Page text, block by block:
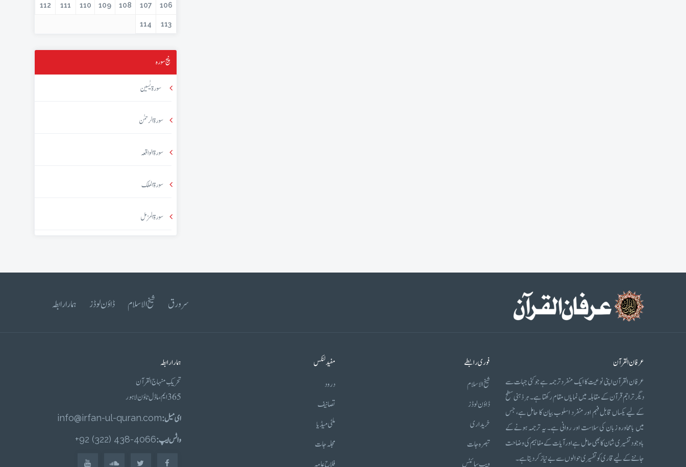
106
107
108
109
110
111
112
113
114
پنج سورہ
سورۃ یٰسین
سورۃ الرحمٰن
سورۃ الواقعہ
سورۃ الملک
سورۃ المزمل
سرورق شیخ الاسلام ڈاؤن لوڈز ہمارا رابطہ
عرفان القرآن
عرفان القرآن اپنی نوعیت کا ایک منفرد ترجمہ ہے جو کئی جہات سے
دیگر تراجم قرآن کے مقابلہ میں نمایاں مقام رکھتا ہے۔ ہر ذہنی سطح
کے لیے یکساں قابل فہم اور منفرد اسلوب بیان کا حامل ہے، جس
میں بامحاورہ زبان کی سلاست اور روانی ہے۔ یہ ترجمہ ہونے کے
باوجود تفسیری شان کا بھی حامل ہے اور آیات کے مفاہیم کی وضاحت
جاننے کے لیے قاری کو تفسیری حوالوں سے بے نیاز کر دیتا ہے۔
فوری رابطے
شیخ الاسلام
ڈاؤن لوڈز
خریداری
تبصرہ جات
ویب سائٹس
مفید لنکس
درود
تصانیف
ملٹی میڈیا
مجلہ جات
فلاح عامہ
ہمارا رابطہ
تحریکِ منہاج القرآن
365 ایم، ماڈل ٹاؤن لاہور
ای میل :info@irfan-ul-quran.com
واٹس ایپ :4066-438 (322) 92+